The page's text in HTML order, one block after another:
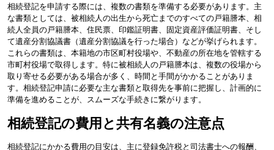
相続登記を申請する際には、複数の書類を準備する必要があります。主
な書類としては、被相続人の出生から死亡までのすべての戸籍謄本、相
続人全員の戸籍謄本、住民票、印鑑証明書、固定資産評価証明書、そし
て遺産分割協議書（遺産分割協議を行った場合）などが挙げられます。
これらの書類は、本籍地の市区町村役場や、不動産の所在地を管轄する
市町村役場で取得します。特に被相続人の戸籍謄本は、複数の役場から
取り寄せる必要がある場合が多く、時間と手間がかかることがありま
す。相続登記申請に必要な主な書類と取得先を事前に把握し、計画的に
準備を進めることが、スムーズな手続きに繋がります。
相続登記の費用と共有名義の注意点
相続登記にかかる費用の目安は、主に登録免許税と司法書士への報酬、